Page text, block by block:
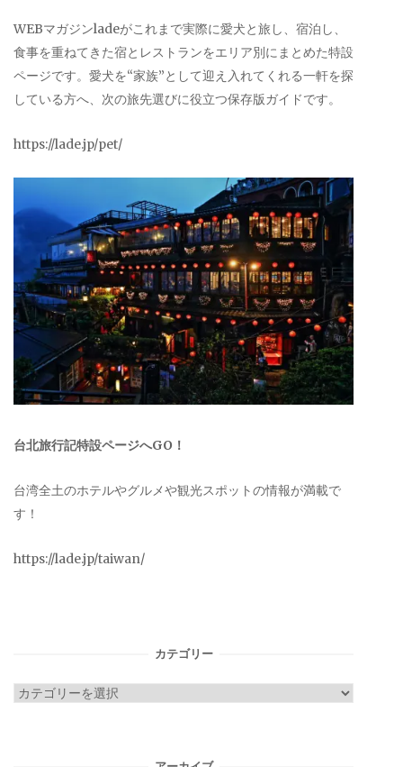
WEBマガジンladeがこれまで実際に愛犬と旅し、宿泊し、
食事を重ねてきた宿とレストランをエリア別にまとめた特設
ページです。愛犬を“家族”として迎え入れてくれる一軒を探
している方へ、次の旅先選びに役立つ保存版ガイドです。
https://lade.jp/pet/
台北旅行記特設ページへGO！
台湾全土のホテルやグルメや観光スポットの情報が満載で
す！
https://lade.jp/taiwan/
カテゴリー
カ